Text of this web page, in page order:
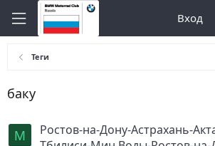
Вход
Теги
баку
M
Ростов-на-Дону-Астрахань-